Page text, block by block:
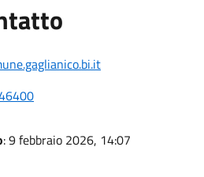
: 9 febbraio 2026, 14:07